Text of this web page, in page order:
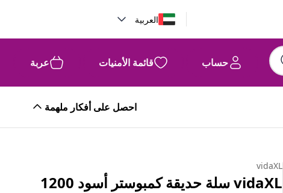
العربية
حساب قائمة الأمنيات عربة
احصل على أفكار ملهمة
vidaXL
vidaXL سلة حديقة كمبوستر أسود 1200